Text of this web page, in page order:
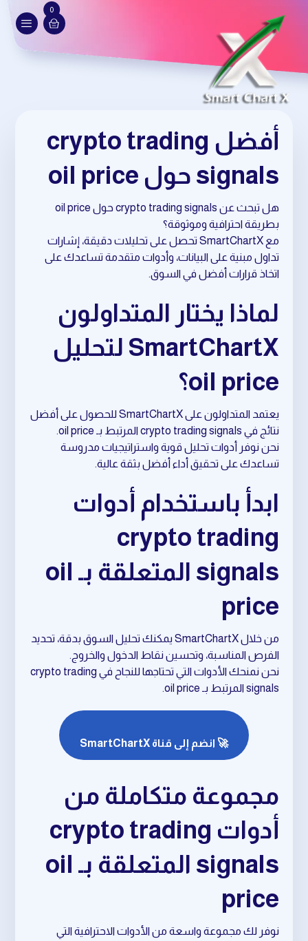
0
أفضل crypto trading
signals حول oil price
هل تبحث عن crypto trading signals حول oil price
بطريقة احترافية وموثوقة؟
مع SmartChartX تحصل على تحليلات دقيقة، إشارات
تداول مبنية على البيانات، وأدوات متقدمة تساعدك على
اتخاذ قرارات أفضل في السوق.
لماذا يختار المتداولون
SmartChartX لتحليل
oil price؟
يعتمد المتداولون على SmartChartX للحصول على أفضل
نتائج في crypto trading signals المرتبط بـ oil price.
نحن نوفر أدوات تحليل قوية واستراتيجيات مدروسة
تساعدك على تحقيق أداء أفضل بثقة عالية.
ابدأ باستخدام أدوات
crypto trading
signals المتعلقة بـ oil
price
من خلال SmartChartX يمكنك تحليل السوق بدقة، تحديد
الفرص المناسبة، وتحسين نقاط الدخول والخروج.
نحن نمنحك الأدوات التي تحتاجها للنجاح في crypto trading
signals المرتبط بـ oil price.
🚀 انضم إلى قناة SmartChartX
مجموعة متكاملة من
أدوات crypto trading
signals المتعلقة بـ oil
price
نوفر لك مجموعة واسعة من الأدوات الاحترافية التي